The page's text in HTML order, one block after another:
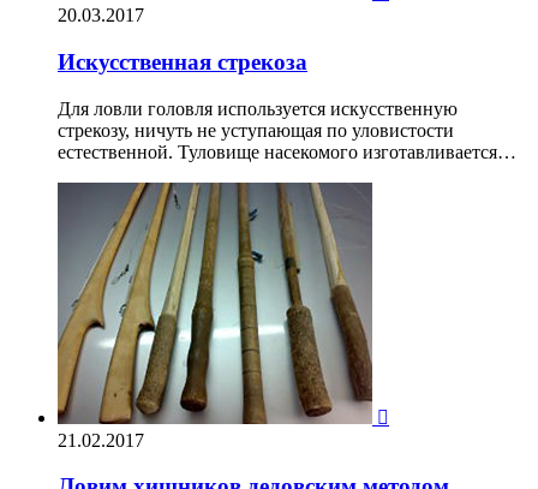
20.03.2017
Искусственная стрекоза
Для ловли головля используется искусственную
стрекозу, ничуть не уступающая по уловистости
естественной. Туловище насекомого изготавливается…

21.02.2017